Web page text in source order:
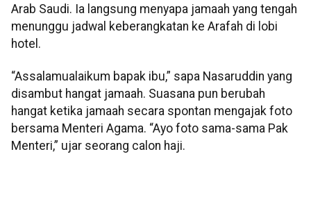
Arab Saudi. Ia langsung menyapa jamaah yang tengah
menunggu jadwal keberangkatan ke Arafah di lobi
hotel.
“Assalamualaikum bapak ibu,” sapa Nasaruddin yang
disambut hangat jamaah. Suasana pun berubah
hangat ketika jamaah secara spontan mengajak foto
bersama Menteri Agama. “Ayo foto sama-sama Pak
Menteri,” ujar seorang calon haji.